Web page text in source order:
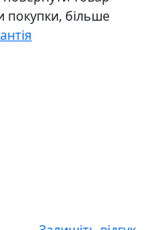
покупки, більше